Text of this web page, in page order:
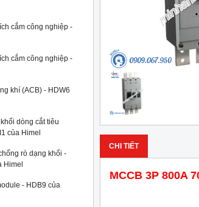
cắm công nghiệp -
cắm công nghiệp -
khí (ACB) - HDW6
dòng cắt tiêu
của Himel
rò dạng khối -
Himel
- HDB9 của
CHI TIẾT
MCCB 3P 800A